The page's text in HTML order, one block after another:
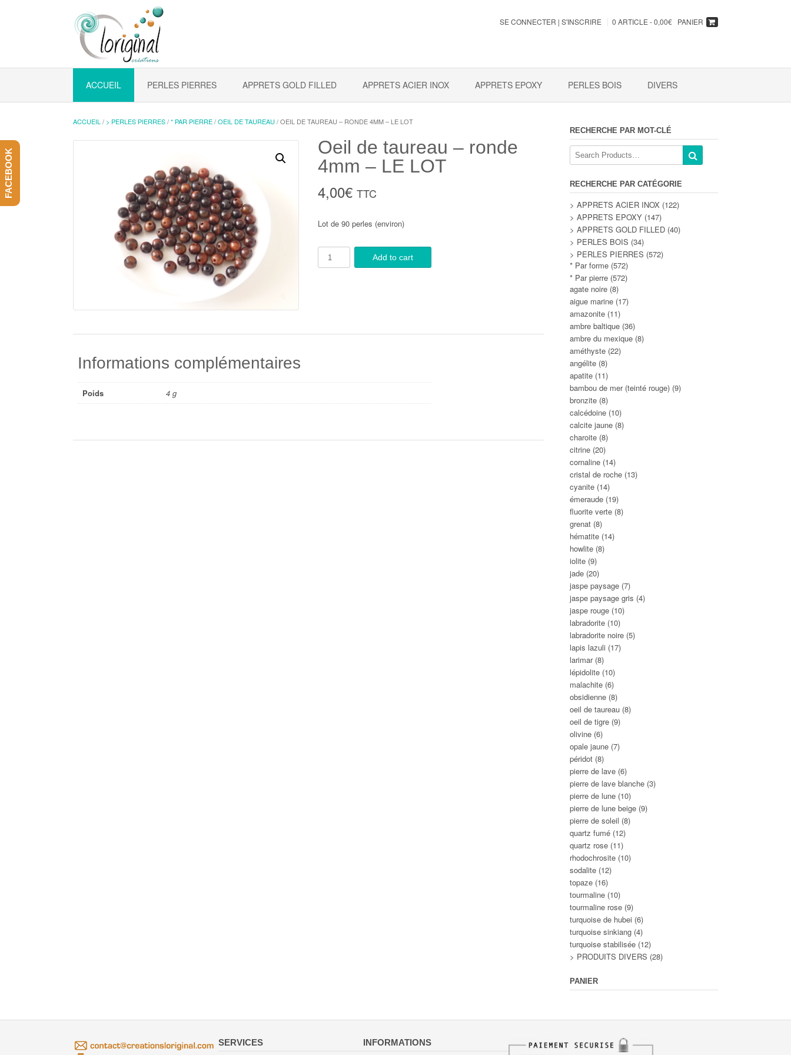
SE CONNECTER | S'INSCRIRE 0 ARTICLE -0,00€ PANIER
ACCUEIL PERLES PIERRES APPRETS GOLD FILLED APPRETS ACIER INOX APPRETS EPOXY PERLES BOIS DIVERS
ACCUEIL / > PERLES PIERRES/* PAR PIERRE/OEIL DE TAUREAU / OEIL DE TAUREAU – RONDE 4MM – LE LOT
Oeil de taureau – ronde
4mm – LE LOT
4,00€ TTC
Lot de 90 perles (environ)
Add to cart
Informations complémentaires
Poids 4 g
RECHERCHE PAR MOT-CLÉ
RECHERCHE PAR CATÉGORIE
> APPRETS ACIER INOX (122)
> APPRETS EPOXY (147)
> APPRETS GOLD FILLED (40)
> PERLES BOIS (34)
> PERLES PIERRES (572)
* Par forme (572)
* Par pierre (572)
agate noire (8)
aigue marine (17)
amazonite (11)
ambre baltique (36)
ambre du mexique (8)
améthyste (22)
angélite (8)
apatite (11)
bambou de mer (teinté rouge) (9)
bronzite (8)
calcédoine (10)
calcite jaune (8)
charoite (8)
citrine (20)
cornaline (14)
cristal de roche (13)
cyanite (14)
émeraude (19)
fluorite verte (8)
grenat (8)
hématite (14)
howlite (8)
iolite (9)
jade (20)
jaspe paysage (7)
jaspe paysage gris (4)
jaspe rouge (10)
labradorite (10)
labradorite noire (5)
lapis lazuli (17)
larimar (8)
lépidolite (10)
malachite (6)
obsidienne (8)
oeil de taureau (8)
oeil de tigre (9)
olivine (6)
opale jaune (7)
péridot (8)
pierre de lave (6)
pierre de lave blanche (3)
pierre de lune (10)
pierre de lune beige (9)
pierre de soleil (8)
quartz fumé (12)
quartz rose (11)
rhodochrosite (10)
sodalite (12)
topaze (16)
tourmaline (10)
tourmaline rose (9)
turquoise de hubei (6)
turquoise sinkiang (4)
turquoise stabilisée (12)
> PRODUITS DIVERS (28)
PANIER
SERVICES INFORMATIONS
FACEBOOK